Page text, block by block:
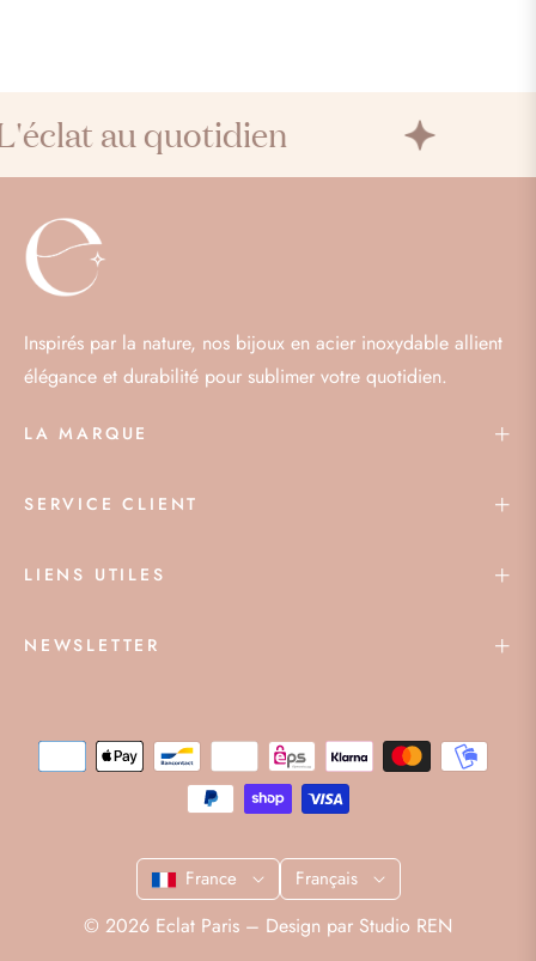
au quotidien
Inspirés par la nature, nos bijoux en acier inoxydable allient
élégance et durabilité pour sublimer votre quotidien.
LA MARQUE
SERVICE CLIENT
LIENS UTILES
NEWSLETTER
France Français
© 2026 Eclat Paris – Design par Studio REN